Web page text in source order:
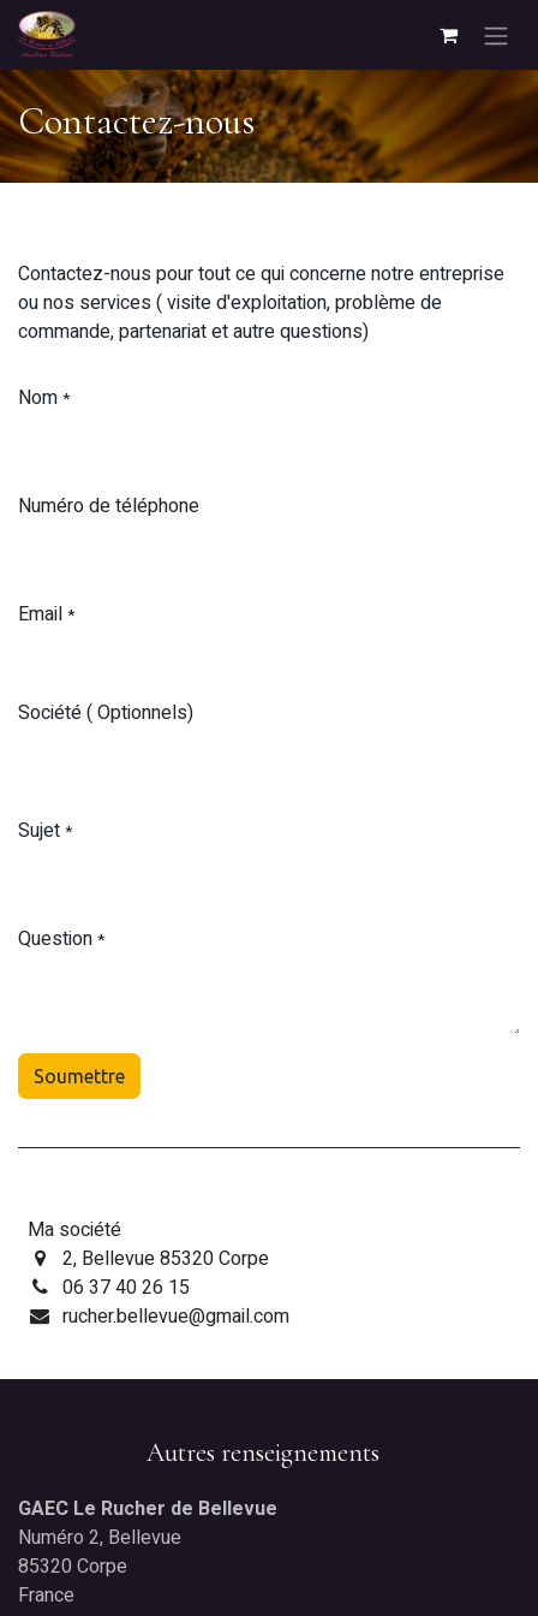
Skip to Content
Contactez-nous
Contactez-nous pour tout ce qui concerne notre entreprise
ou nos services ( visite d'exploitation, problème de
commande, partenariat et autre questions)
Nom *
Numéro de téléphone
Email *
Société ( Optionnels)
Sujet *
Question *
Soumettre
Ma société
2, Bellevue 85320 Corpe
06 37 40 26 15
rucher.bellevue@gmail.com
Autres renseignements
GAEC Le Rucher de Bellevue
Numéro 2, Bellevue
85320 Corpe
France